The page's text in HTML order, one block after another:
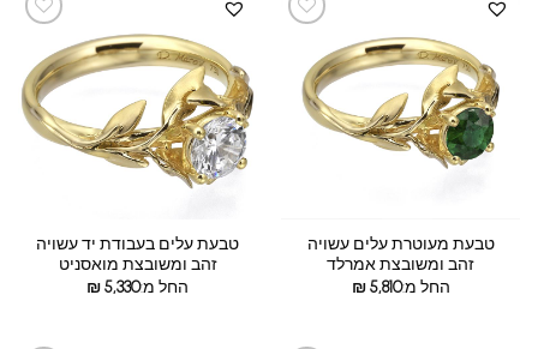
טבעת מעוטרת עלים עשויה
זהב ומשובצת אמרלד
החל מ:
₪5,810
טבעת עלים בעבודת יד עשויה
זהב ומשובצת מואסניט
החל מ:
₪5,330